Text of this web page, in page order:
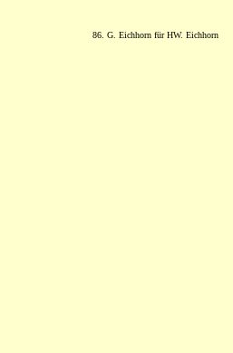
86. G. Eichhorn für HW. Eichhorn